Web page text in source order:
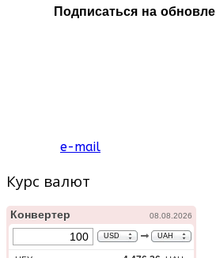
Подписаться на
e-mail
Курс валют